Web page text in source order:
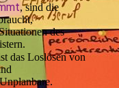
,sind die
des
das Loslösen von